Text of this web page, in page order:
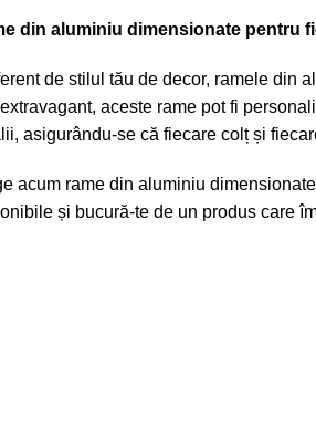
din aluminiu dimensionate pentru
de stilul tău de decor, ramele din
aceste rame pot fi
asigurându-se că fiecare colț și
acum rame din aluminiu
și bucură-te de un produs care